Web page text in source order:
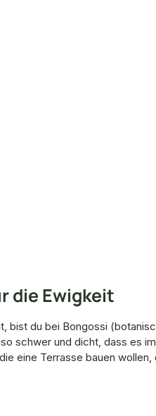
die Ewigkeit
bist du bei Bongossi
schwer und dicht, dass es
eine Terrasse bauen wollen,